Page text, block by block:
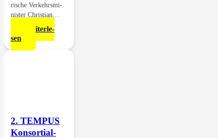
ri­sche Ver­kehrs­mi­
nis­ter Christian…
Wei­ter­le­
sen
2. TEMPUS
Kon­sor­ti­al­